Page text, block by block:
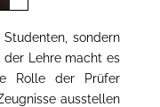
sondern
der Lehre macht es
Rolle der Prüfer
ausstellen